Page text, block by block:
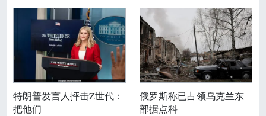
特朗普发言人抨击Z世代：
把他们
俄罗斯称已占领乌克兰东
部据点科